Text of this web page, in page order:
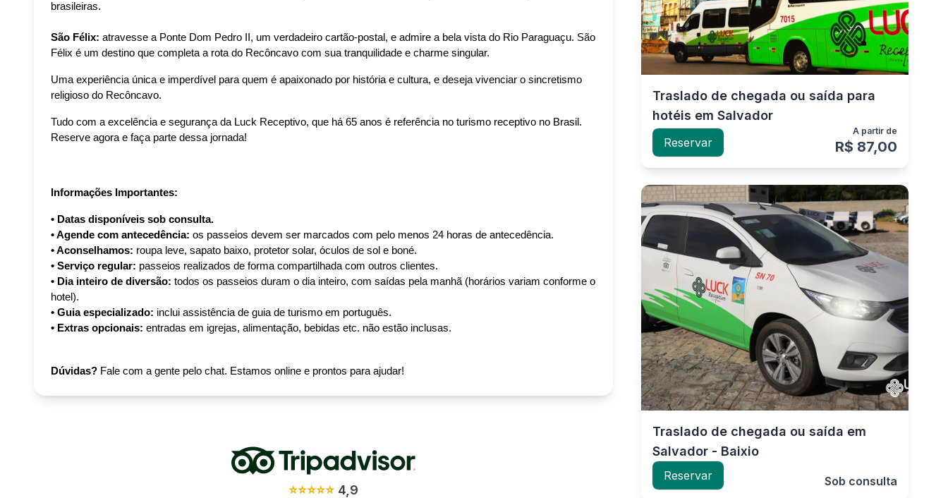
brasileiras.
São Félix: atravesse a Ponte Dom Pedro II, um verdadeiro cartão-postal, e admire a bela vista do Rio Paraguaçu. São
Félix é um destino que completa a rota do Recôncavo com sua tranquilidade e charme singular.
Uma experiência única e imperdível para quem é apaixonado por história e cultura, e deseja vivenciar o sincretismo
religioso do Recôncavo.
Tudo com a excelência e segurança da Luck Receptivo, que há 65 anos é referência no turismo receptivo no Brasil.
Reserve agora e faça parte dessa jornada!
Informações Importantes:
• Datas disponíveis sob consulta.
• Agende com antecedência: os passeios devem ser marcados com pelo menos 24 horas de antecedência.
• Aconselhamos: roupa leve, sapato baixo, protetor solar, óculos de sol e boné.
• Serviço regular: passeios realizados de forma compartilhada com outros clientes.
• Dia inteiro de diversão: todos os passeios duram o dia inteiro, com saídas pela manhã (horários variam conforme o
hotel).
• Guia especializado: inclui assistência de guia de turismo em português.
• Extras opcionais: entradas em igrejas, alimentação, bebidas etc. não estão inclusas.
Dúvidas? Fale com a gente pelo chat. Estamos online e prontos para ajudar!
⭐⭐⭐⭐⭐ 4,9
Traslado de chegada ou saída para
hotéis em Salvador
Reservar
A partir de
R$ 87,00
Traslado de chegada ou saída em
Salvador - Baixio
Reservar Sob consulta